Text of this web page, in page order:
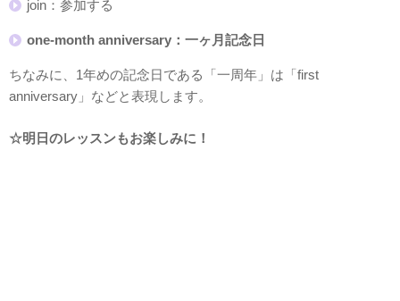
join：参加する
one-month anniversary：一ヶ月記念日
ちなみに、1年めの記念日である「一周年」は「first
anniversary」などと表現します。
☆明日のレッスンもお楽しみに！